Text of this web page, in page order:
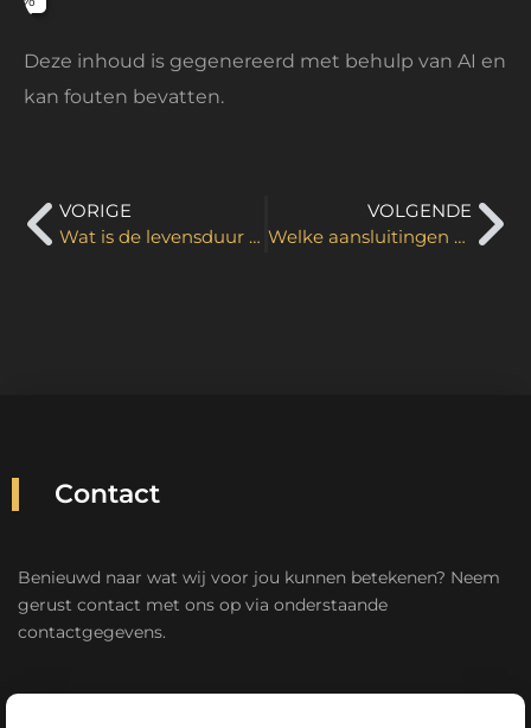
Deze inhoud is gegenereerd met behulp van AI en
kan fouten bevatten.
VORIGE
Wat is de levensduur van een digibord scherm?
VOLGENDE
Welke aansluitingen heeft een digibord nodig?
Contact
Benieuwd naar wat wij voor jou kunnen betekenen? Neem
gerust contact met ons op via onderstaande
contactgegevens.